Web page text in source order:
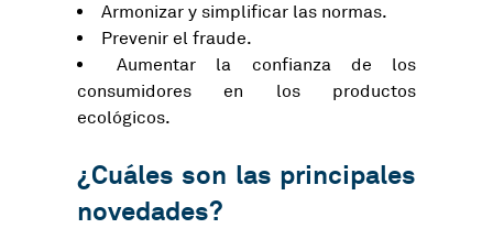
Armonizar y simplificar las normas.
Prevenir el fraude.
Aumentar la confianza de los
consumidores en los productos
ecológicos.
¿Cuáles son las principales
novedades?